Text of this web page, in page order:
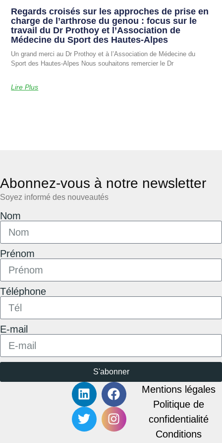
Regards croisés sur les approches de prise en
charge de l’arthrose du genou : focus sur le
travail du Dr Prothoy et l’Association de
Médecine du Sport des Hautes-Alpes
Un grand merci au Dr Prothoy et à l’Association de Médecine du
Sport des Hautes-Alpes Nous souhaitons remercier le Dr
Lire Plus
Abonnez-vous à notre newsletter
Soyez informé des nouveautés
Nom
Prénom
Téléphone
E-mail
S'abonner
Mentions légales
Politique de
confidentialité
Conditions